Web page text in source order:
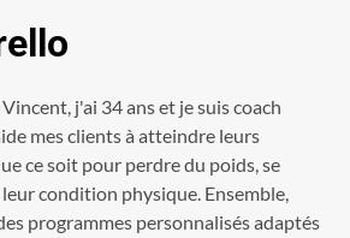
j'ai 34 ans et je suis coach
mes clients à atteindre leurs
ce soit pour perdre du poids, se
condition physique. Ensemble,
programmes personnalisés adaptés